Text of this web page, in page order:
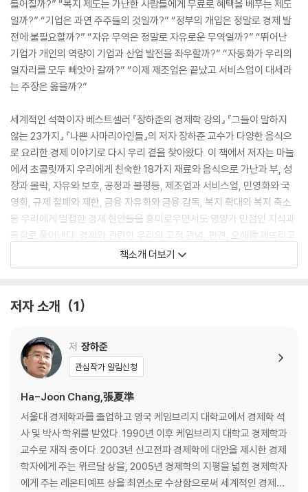
들어질까?” “복지 제도는 가난한 사람들에게 무료로 혜택을 베푸는 제도
일까?” “기업은 과연 주주들의 것일까?” “정부의 개입은 정말로 경제 발
전에 불필요할까?” “자유 무역은 정말로 자유로운 무역일까?” “뛰어난
기업가 개인의 역량이 기업과 산업 발전을 좌우할까?” “자동화가 우리의
일자리를 모두 빼앗아 갈까?” “이제 제조업은 끝났고 서비스업이 대세라
는 주장은 옳을까?”
세계적인 석학이자 베스트셀러 『장하준의 경제학 강의』 『그들이 말하지
않는 23가지』 『나쁜 사마리아인들』의 저자 장하준 교수가 다양한 음식으
로 요리한 경제 이야기로 다시 우리 곁을 찾아왔다. 이 책에서 저자는 마늘
에서 초콜릿까지 우리에게 친숙한 18가지 재료와 음식으로 가난과 부, 성
장과 몰락, 자유와 보호, 공정과 불평등, 제조업과 서비스업, 민영화와 국
영화, 규제 철폐와 제한, 금융 자유화와 금융 감독, 복지 확대와 복지 축소
등 우리에게 밀접한 경제 현안들을 흥미로우면서도 영양가 만점인 지식과
통찰로 풀어낸다. 경제와 관련한 우리의 고정 관념, 편견, 오해를 깨뜨리고
대안과 비전을 제시하는 이 책은 팍팍한 살림살이와 불안한 경제 앞에 길
을 잃은 모든 이들에게 어려움을 뚫고 성장해 나갈 힘과 희망을 전해 줄 것
pices up a great kitchen to the often too-disciplined subj
ect of economics
global economics. But this intellectual monoculture is bland an
d unhealthy.
Bestselling author and economist Ha-Joon Chang makes chall
enging economic ideas delicious by plating them alongside st
ories about food from around the world, using the diverse hist
책소개 더보기
저자 소개 1
저 장하준
관심작가 알림신청
Ha-Joon Chang,張夏準
서울대 경제학과를 졸업하고 영국 케임브리지 대학교에서 경제학 석
사 및 박사 학위를 받았다. 1990년 이후 케임브리지 대학교 경제학과
교수로 재직 중이다. 2003년 신고전파 경제학에 대안을 제시한 경제
학자에게 주는 뮈르달 상을, 2005년 경제학의 지평을 넓힌 경제학자
에게 주는 레온티예프 상을 최연소로 수상함으로써 세계적인 경제학